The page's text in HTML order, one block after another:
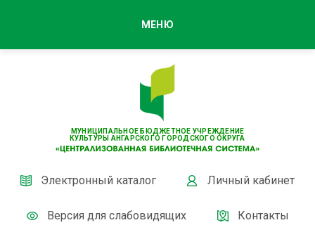
МУНИЦИПАЛЬНОЕ БЮДЖЕТНОЕ УЧРЕЖДЕНИЕ
КУЛЬТУРЫ АНГАРСКОГО ГОРОДСКОГО ОКРУГА
Электронный каталог Личный кабинет
Версия для слабовидящих Контакты
МЕНЮ